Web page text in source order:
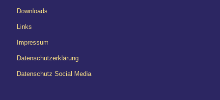
Downloads
Links
Impressum
Datenschutzerklärung
Datenschutz Social Media